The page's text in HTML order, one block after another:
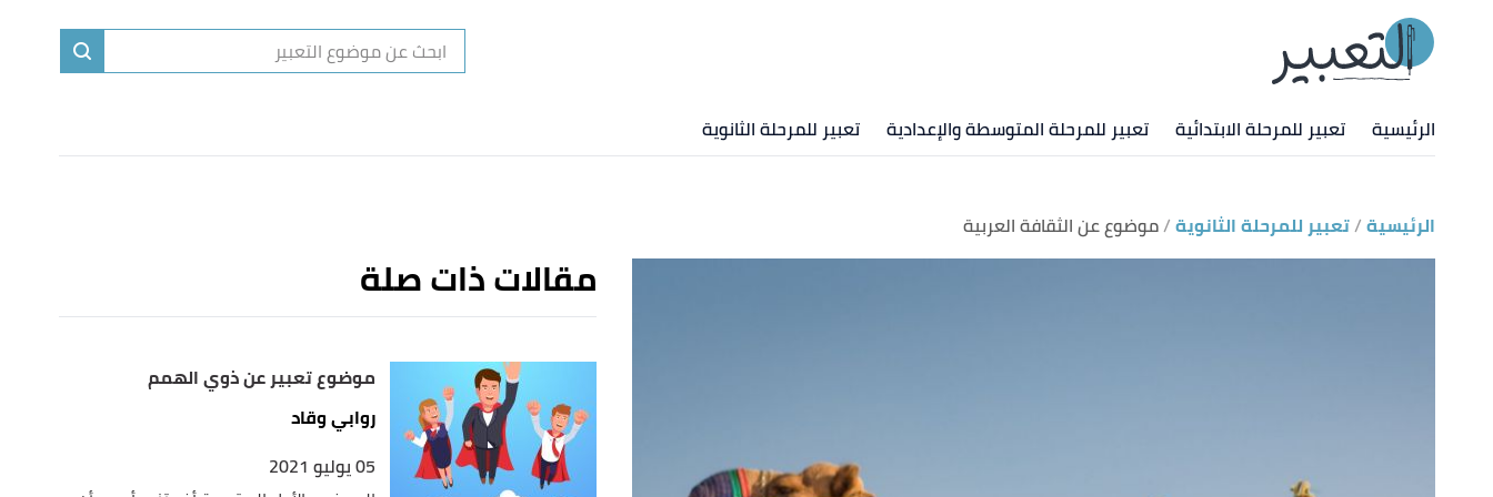
الرئيسية تعبير للمرحلة الابتدائية تعبير للمرحلة المتوسطة والإعدادية تعبير للمرحلة الثانوية
الرئيسية تعبير للمرحلة الثانوية موضوع عن الثقافة العربية
مقالات ذات صلة
موضوع تعبير عن ذوي الهمم
روابي وقاد
05 يوليو 2021